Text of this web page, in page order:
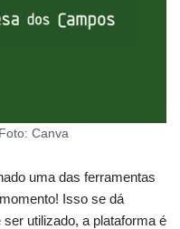
Canva
uma das ferramentas
Isso se dá
utilizado, a plataforma é